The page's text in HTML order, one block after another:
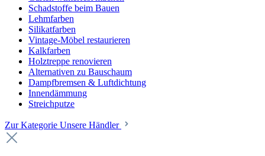
Schadstoffe beim Bauen
Lehmfarben
Silikatfarben
Vintage-Möbel restaurieren
Kalkfarben
Holztreppe renovieren
Alternativen zu Bauschaum
Dampfbremsen & Luftdichtung
Innendämmung
Streichputze
Zur Kategorie Unsere Händler